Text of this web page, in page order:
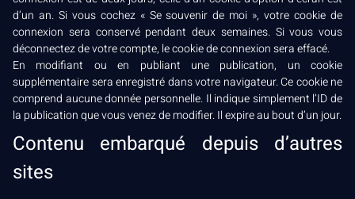
d’un an. Si vous cochez « Se souvenir de moi », votre cookie de
connexion sera conservé pendant deux semaines. Si vous vous
déconnectez de votre compte, le cookie de connexion sera effacé.
En modifiant ou en publiant une publication, un cookie
supplémentaire sera enregistré dans votre navigateur. Ce cookie ne
comprend aucune donnée personnelle. Il indique simplement l’ID de
la publication que vous venez de modifier. Il expire au bout d’un jour.
Contenu embarqué depuis d’autres
sites